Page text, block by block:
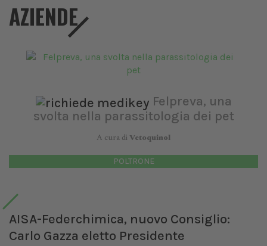
AZIENDE
Felpreva, una
svolta nella parassitologia dei pet
A cura di Vetoquinol
POLTRONE
AISA-Federchimica, nuovo Consiglio:
Carlo Gazza eletto Presidente